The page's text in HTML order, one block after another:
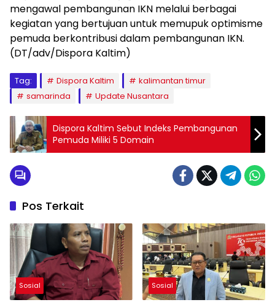
mengawal pembangunan IKN melalui berbagai
kegiatan yang bertujuan untuk memupuk optimisme
pemuda berkontribusi dalam pembangunan IKN.
(DT/adv/Dispora Kaltim)
Tag: Dispora Kaltim
kalimantan timur
samarinda
Update Nusantara
Dispora Kaltim Sebut Indeks Pembangunan
Pemuda Miliki 5 Domain
Pos Terkait
Sosial Sosial